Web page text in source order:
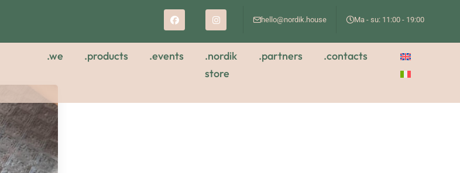
hello@nordik.house Ma - su: 11:00 - 19:00
.we .products .events
.nordik
store
.partners .contacts